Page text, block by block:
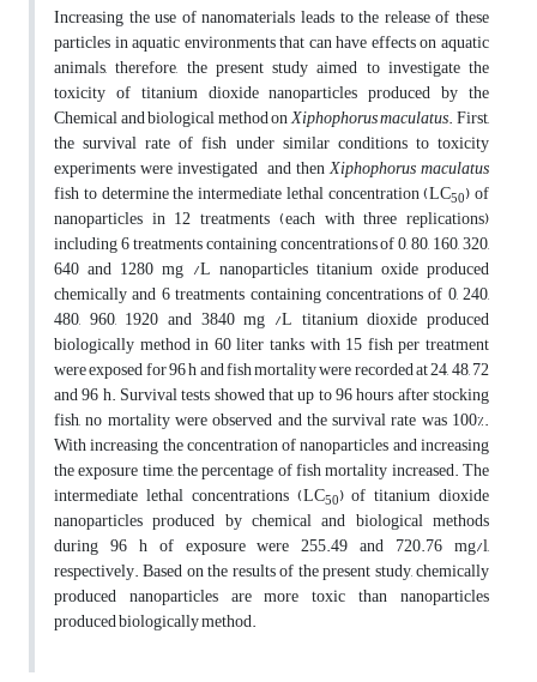
Increasing the use of nanomaterials leads to the release of these
particles in aquatic environments that can have effects on aquatic
animals, therefore, the present study aimed to investigate the
toxicity of titanium dioxide nanoparticles produced by the
Chemical and biological method onXiphophorus maculatus. First,
the survival rate of fish under similar conditions to toxicity
experiments were investigated and thenXiphophorus maculatus
fish to determine the intermediate lethal concentration (LC50) of
nanoparticles in 12 treatments (each with three replications)
including 6 treatments containing concentrations of 0, 80, 160, 320,
640 and 1280 mg /L nanoparticles titanium oxide produced
chemically and 6 treatments containing concentrations of 0, 240,
480, 960, 1920 and 3840 mg /L titanium dioxide produced
biologically method in 60 liter tanks with 15 fish per treatment
were exposed for 96 h and fish mortality were recorded at 24, 48, 72
and 96 h. Survival tests showed that up to 96 hours after stocking
fish, no mortality were observed and the survival rate was 100%.
With increasing the concentration of nanoparticles and increasing
the exposure time, the percentage of fish mortality increased. The
intermediate lethal concentrations (LC50) of titanium dioxide
nanoparticles produced by chemical and biological methods
during 96 h of exposure were 255.49 and 720.76 mg/l,
respectively. Based on the results of the present study, chemically
produced nanoparticles are more toxic than nanoparticles
produced biologically method.